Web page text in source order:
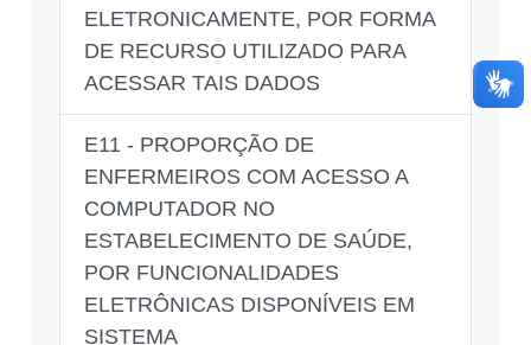
ELETRONICAMENTE, POR FORMA
DE RECURSO UTILIZADO PARA
ACESSAR TAIS DADOS
E11 - PROPORÇÃO DE
ENFERMEIROS COM ACESSO A
COMPUTADOR NO
ESTABELECIMENTO DE SAÚDE,
POR FUNCIONALIDADES
ELETRÔNICAS DISPONÍVEIS EM
SISTEMA